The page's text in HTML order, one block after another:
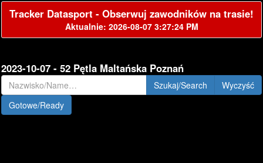
Tracker Datasport - Obserwuj zawodników na trasie!
Aktualnie: 2026-08-07 3:27:24 PM
2023-10-07 - 52 Pętla Maltańska Poznań
Szukaj/Search
Gotowe/Ready